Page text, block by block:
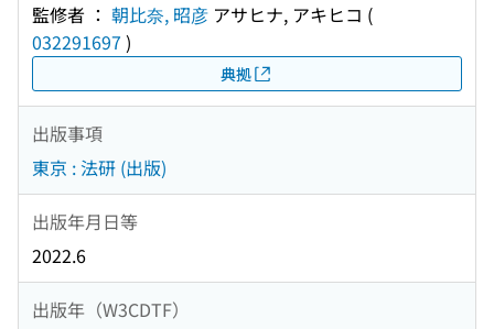
監修者 ： 朝比奈, 昭彦 アサヒナ, アキヒコ (
032291697 )
典拠
出版事項
東京 : 法研 (出版)
出版年月日等
2022.6
出版年（W3CDTF）